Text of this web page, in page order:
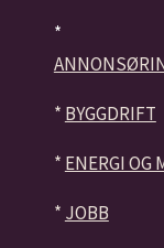
*
* BYGGDRIFT
* ENERGI OG
* JOBB